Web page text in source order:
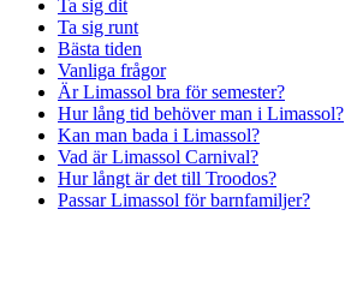
Ta sig dit
Ta sig runt
Bästa tiden
Vanliga frågor
Är Limassol bra för semester?
Hur lång tid behöver man i Limassol?
Kan man bada i Limassol?
Vad är Limassol Carnival?
Hur långt är det till Troodos?
Passar Limassol för barnfamiljer?